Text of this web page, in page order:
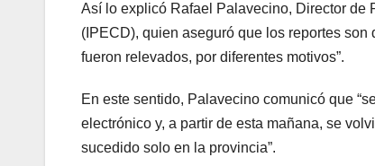
Así lo explicó Rafael Palavecino, Director de
(IPECD), quien aseguró que los reportes
fueron relevados, por diferentes motivos”.
En este sentido, Palavecino comunicó que
electrónico y, a partir de esta mañana, se
sucedido solo en la provincia”.